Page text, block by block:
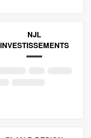
NJL
INVESTISSEMENTS